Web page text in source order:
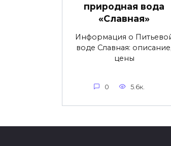
природная вода
«Славная»
Информация о
воде Славная:
цены
0 5.6к.